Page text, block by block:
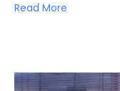
Read More